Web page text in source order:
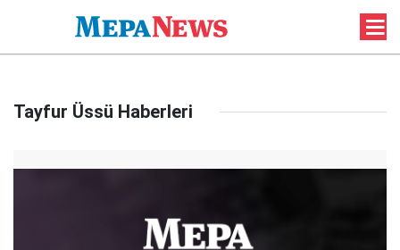
Tayfur Üssü Haberleri